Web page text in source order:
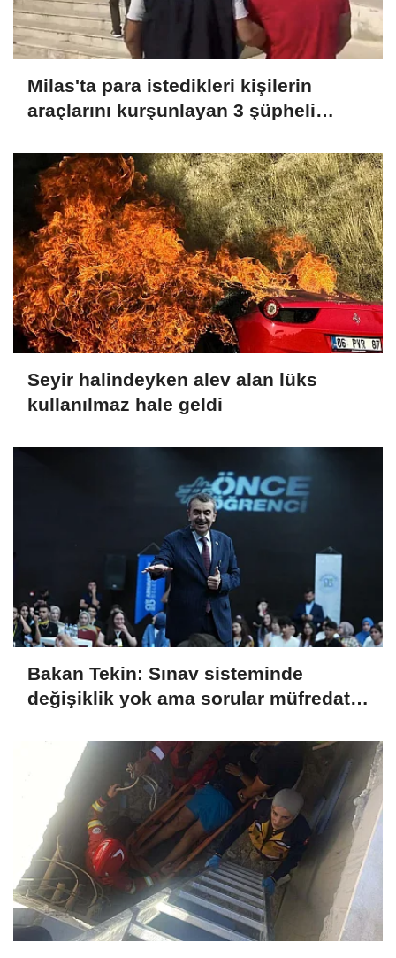
Milas'ta para istedikleri kişilerin
araçlarını kurşunlayan 3 şüpheli
Seyir halindeyken alev alan lüks
kullanılmaz hale geldi
Bakan Tekin: Sınav sisteminde
değişiklik yok ama sorular müfredata